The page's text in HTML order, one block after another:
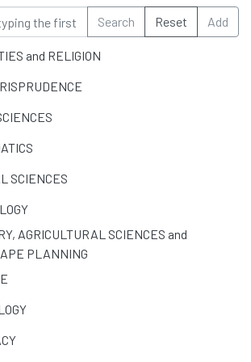
Search Reset Add
and RELIGION
SCIENCES
AGRICULTURAL SCIENCES and
PLANNING